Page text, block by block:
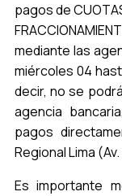
pagos de
mediante las
miércoles 04
decir, no se
agencia
pagos
Regional Lima
Es importante